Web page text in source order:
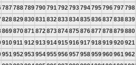
787788789790791 792 793794795796797798
828829830831 832 833834835836837838839
869870871 872 873874875876877878879880
910911 912 913914915916917918919920921
951 952 953954955956957958959960961 962